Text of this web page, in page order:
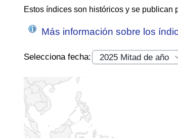
Estos índices son históricos y se publican
Más información sobre los
Selecciona fecha: